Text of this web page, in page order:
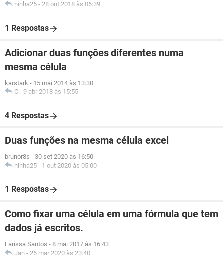
ninha25 - 28 out 2018 às 06:39
1 Respostas
Adicionar duas funções diferentes numa
mesma célula
karstark - 15 mai 2014 às 13:30
C - 9 abr 2018 às 15:55
4 Respostas
Duas funções na mesma célula excel
brunor8s - 30 set 2020 às 16:50
ninha25 - 1 out 2020 às 05:00
1 Respostas
Como fixar uma célula em uma fórmula que tem
dados já escritos.
Larissa Santos - 8 mai 2017 às 16:43
Jan - 26 mar 2020 às 23:40